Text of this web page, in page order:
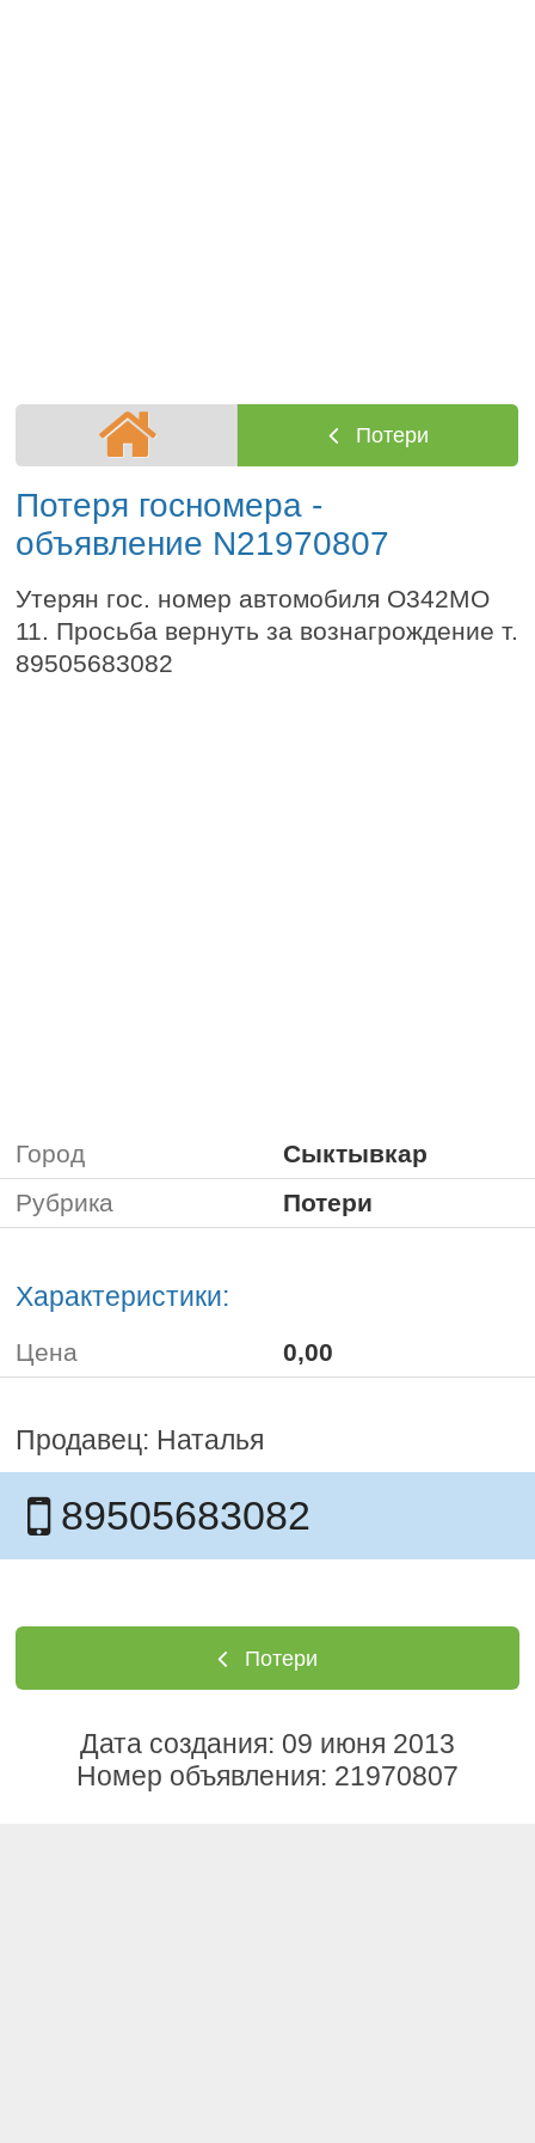
Потери
Потеря госномера -
объявление N21970807
Утерян гос. номер автомобиля О342МО
11. Просьба вернуть за вознагрождение т.
89505683082
Город
Сыктывкар
Рубрика
Потери
Характеристики:
Цена 0,00
Продавец: Наталья
89505683082
Потери
Дата создания: 09 июня 2013
Номер объявления: 21970807